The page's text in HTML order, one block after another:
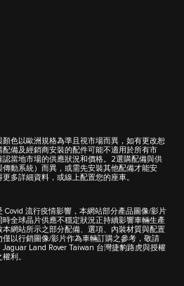
色以歐洲規格為準且視市場而異，如有更改恕
備及經銷商安裝的配件可能不適用於所有市
當地市場的供應狀況和價格。2選購配備與供
動系統）而異，或需先安裝其他配備才能安
多詳細資料，或線上配置您的座車。
Covid 流行疫情影響，本網站部分產品圖像/影片
全球晶片供應不穩定狀況正持續影響車輛生產
網站所示之部分配備、選項、內裝材質與配置
以行銷圖像/影片作為車輛訂購之參考，敬請
Land Rover Taiwan 台灣捷豹路虎與授權
利。